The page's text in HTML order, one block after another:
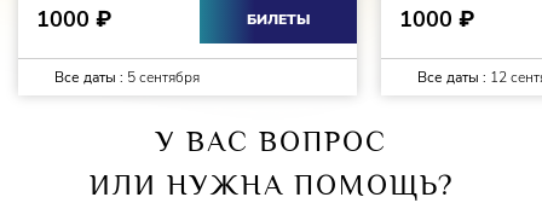
1000 ₽ БИЛЕТЫ
Все даты : 5 сентября
1000 ₽
Все даты : 12
У ВАС ВОПРОС
ИЛИ НУЖНА ПОМОЩЬ?